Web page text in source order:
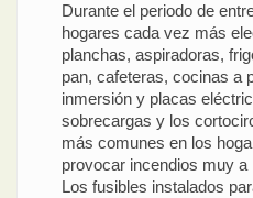
Durante el periodo de
hogares cada vez más
planchas, aspiradoras,
pan, cafeteras, cocinas a
inmersión y placas
sobrecargas y los
más comunes en los
provocar incendios muy a
Los fusibles instalados